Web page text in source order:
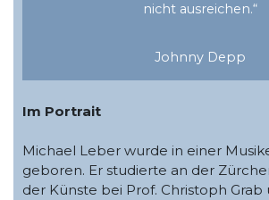
nicht ausreichen.“
Johnny Depp
Im Portrait
Michael Leber wurde in einer
geboren. Er studierte an der
der Künste bei Prof. Christoph Grab